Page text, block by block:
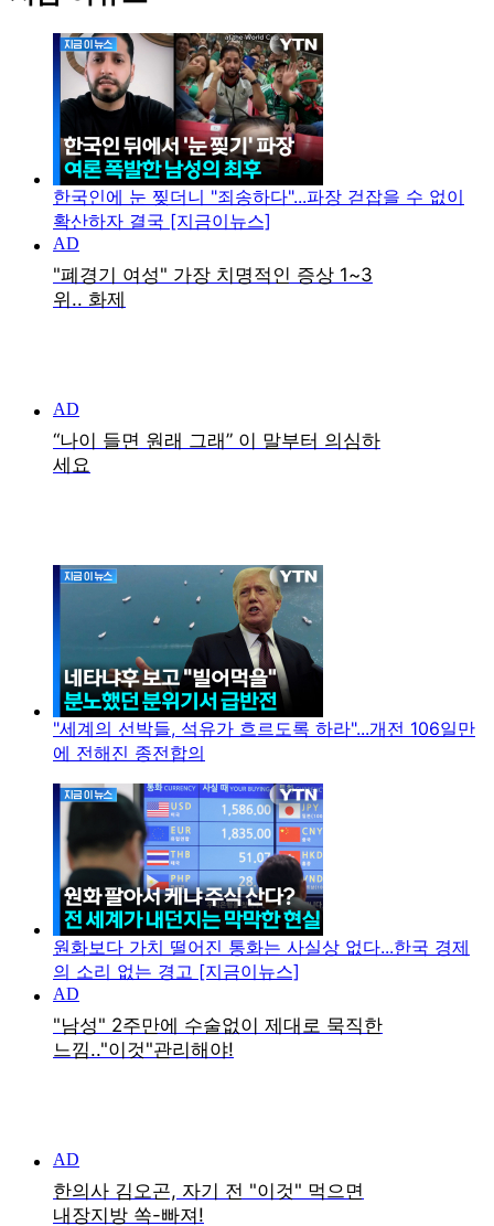
한국인에 눈 찢더니 "죄송하다"...파장 걷잡을 수 없이
확산하자 결국 [지금이뉴스]
"세계의 선박들, 석유가 흐르도록 하라"...개전 106일만
에 전해진 종전합의
원화보다 가치 떨어진 통화는 사실상 없다...한국 경제
의 소리 없는 경고 [지금이뉴스]